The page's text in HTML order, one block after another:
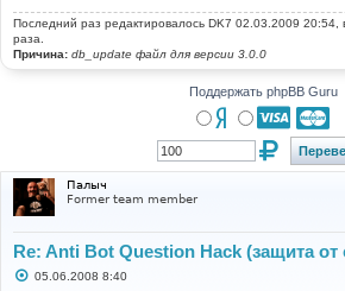
Последний раз редактировалось DK7 02.03.2009 20:54,
раза.
Причина: db_update файл для версии 3.0.0
Поддержать phpBB Guru
Палыч
Former team member
Re: Anti Bot Question Hack (защита от
С05.06.2008 8:40